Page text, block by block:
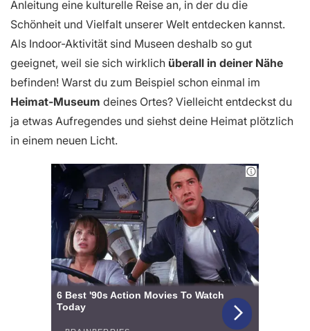
Anleitung eine kulturelle Reise an, in der du die
Schönheit und Vielfalt unserer Welt entdecken kannst.
Als Indoor-Aktivität sind Museen deshalb so gut
geeignet, weil sie sich wirklich überall in deiner Nähe
befinden! Warst du zum Beispiel schon einmal im
Heimat-Museum deines Ortes? Vielleicht entdeckst du
ja etwas Aufregendes und siehst deine Heimat plötzlich
in einem neuen Licht.